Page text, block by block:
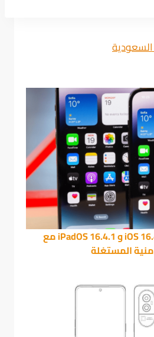
حدث هاتفك إلى iOS 16.4.1 و iPadOS 16.4.1 مع
المستغلة